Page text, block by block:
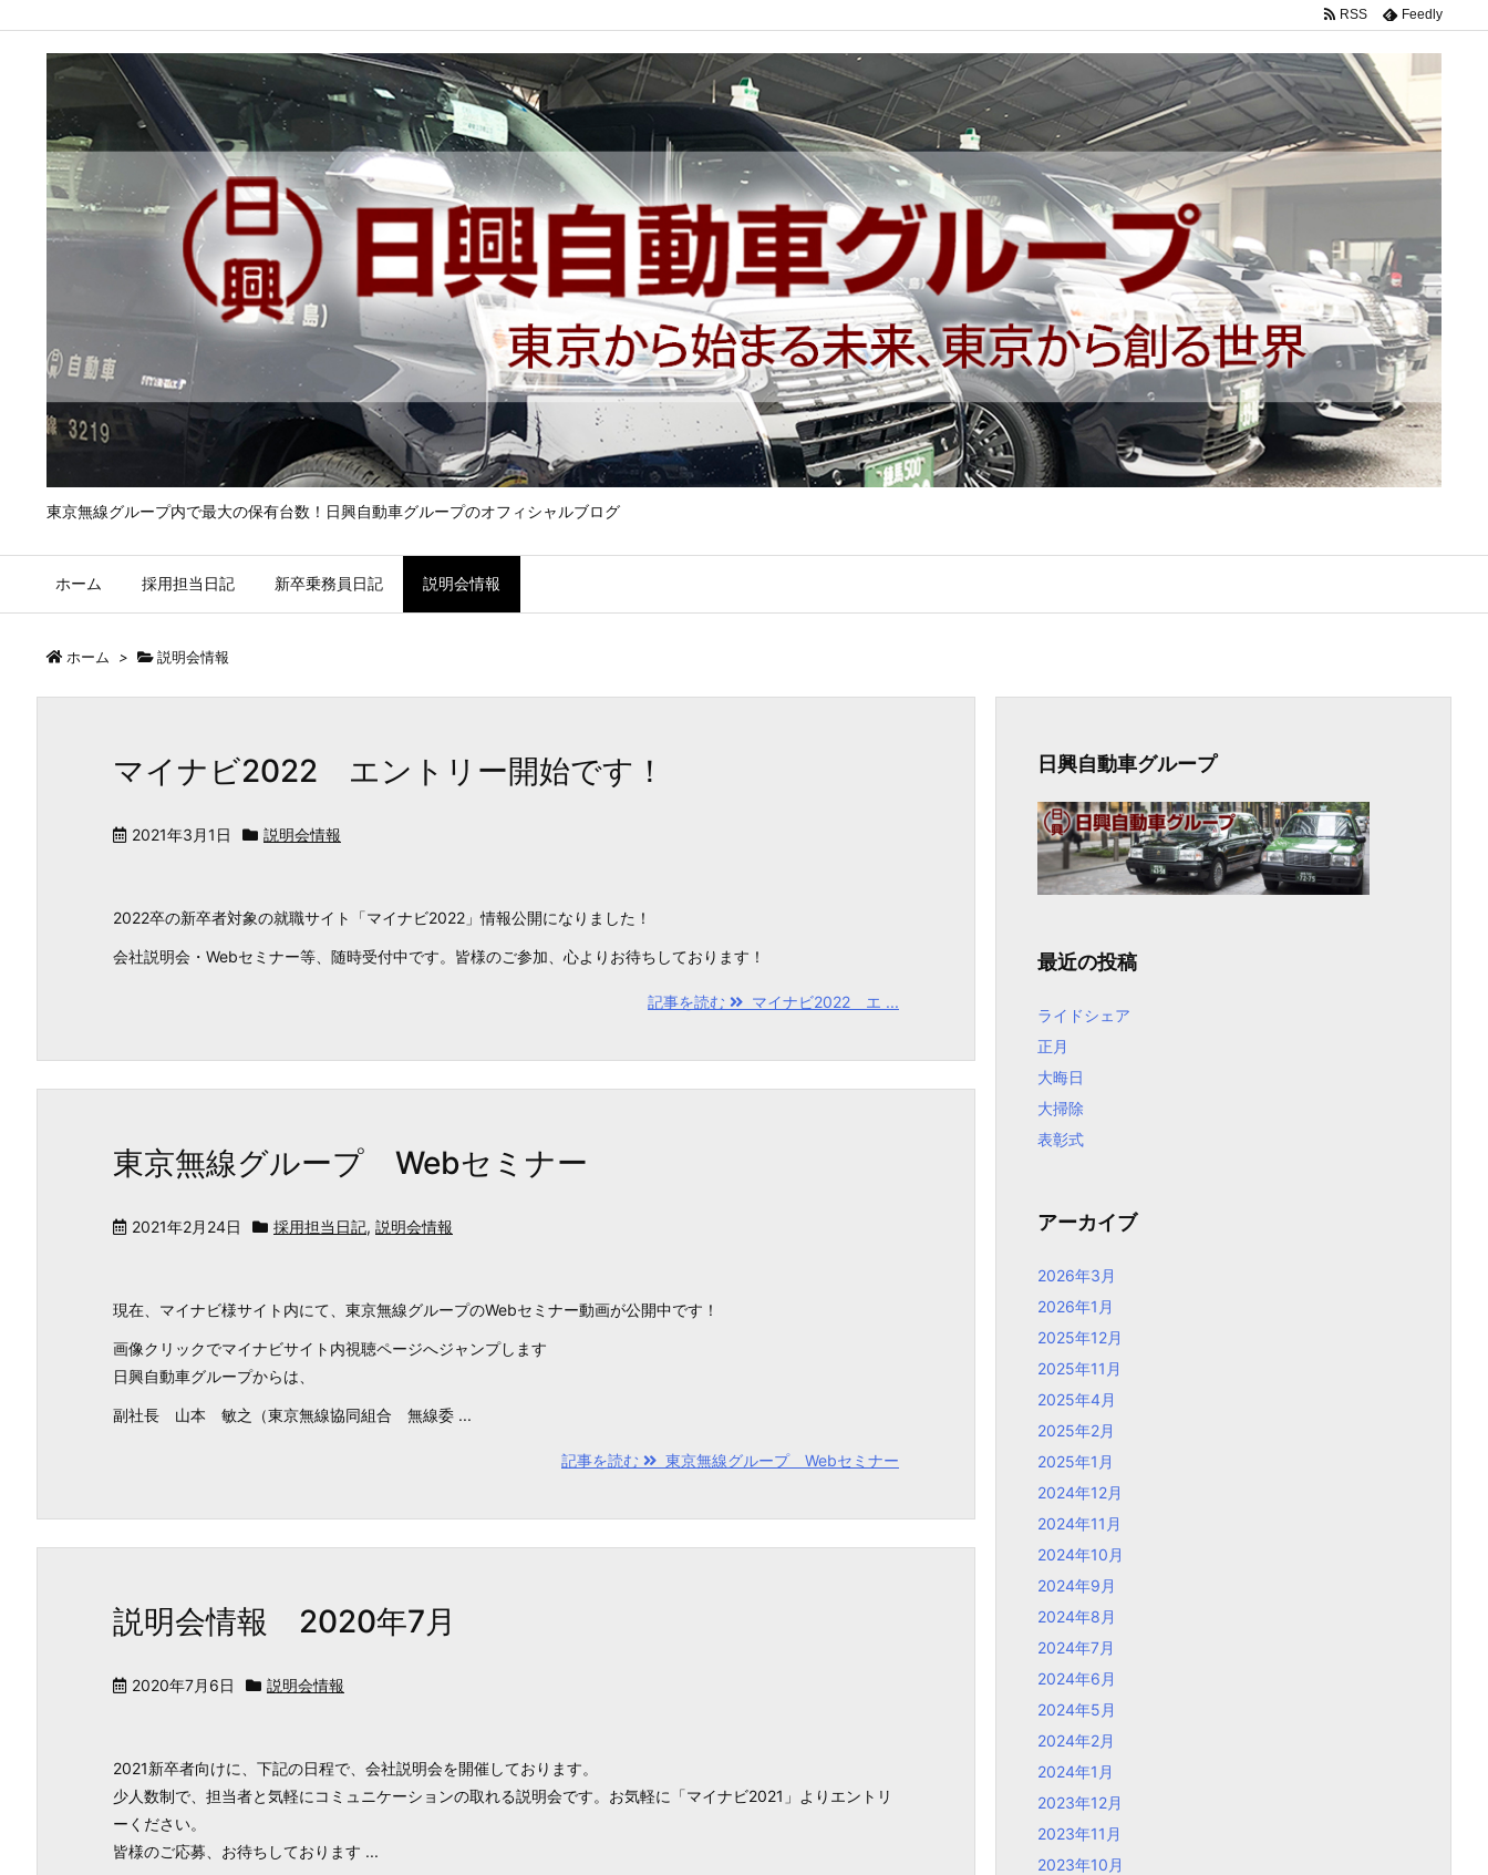
東京無線グループ内で最大の保有台数！日興自動車グループのオフィシャルブログ
ホーム 採用担当日記 新卒乗務員日記 説明会情報
RSS Feedly
ホーム > 説明会情報
マイナビ2022 エントリー開始です！
2021年3月1日 説明会情報
2022卒の新卒者対象の就職サイト「マイナビ2022」情報公開になりました！
会社説明会・Webセミナー等、随時受付中です。皆様のご参加、心よりお待ちしております！
記事を読む マイナビ2022 エ ...
東京無線グループ Webセミナー
2021年2月24日 採用担当日記, 説明会情報
現在、マイナビ様サイト内にて、東京無線グループのWebセミナー動画が公開中です！
画像クリックでマイナビサイト内視聴ページへジャンプします
日興自動車グループからは、
副社長 山本 敏之（東京無線協同組合 無線委 ...
記事を読む 東京無線グループ Webセミナー
説明会情報 2020年7月
2020年7月6日 説明会情報
2021新卒者向けに、下記の日程で、会社説明会を開催しております。
少人数制で、担当者と気軽にコミュニケーションの取れる説明会です。お気軽に「マイナビ2021」よりエントリ
ーください。
皆様のご応募、お待ちしております ...
日興自動車グループ
最近の投稿
ライドシェア
正月
大晦日
大掃除
表彰式
アーカイブ
2026年3月
2026年1月
2025年12月
2025年11月
2025年4月
2025年2月
2025年1月
2024年12月
2024年11月
2024年10月
2024年9月
2024年8月
2024年7月
2024年6月
2024年5月
2024年2月
2024年1月
2023年12月
2023年11月
2023年10月